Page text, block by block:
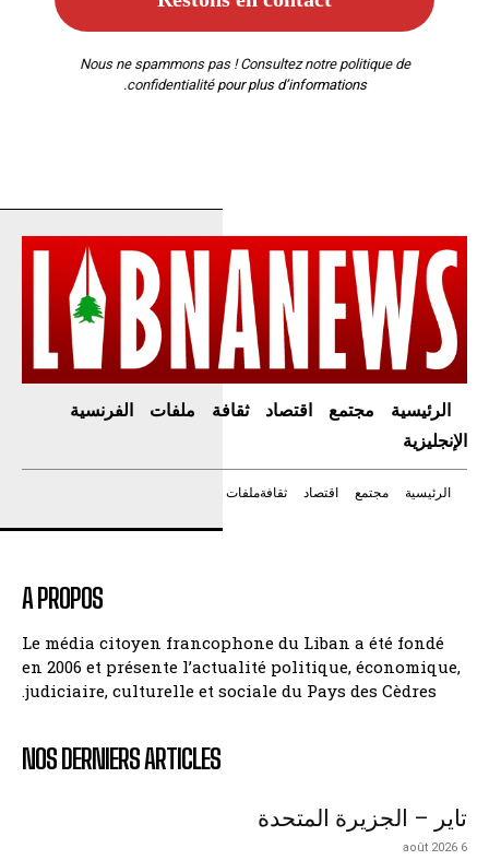
Nous ne spammons pas ! Consultez notre politique de
confidentialitépour plus d’informations.
الرئيسية مجتمع اقتصاد ثقافة ملفات
الفرنسية
الإنجليزية
الرئيسية مجتمع اقتصاد ثقافةملفات
A PROPOS
Le média citoyen francophone du Liban a été fondé
en 2006 et présente l’actualité politique, économique,
judiciaire, culturelle et sociale du Pays des Cèdres.
NOS DERNIERS ARTICLES
تاير – الجزيرة المتحدة
6 août 2026